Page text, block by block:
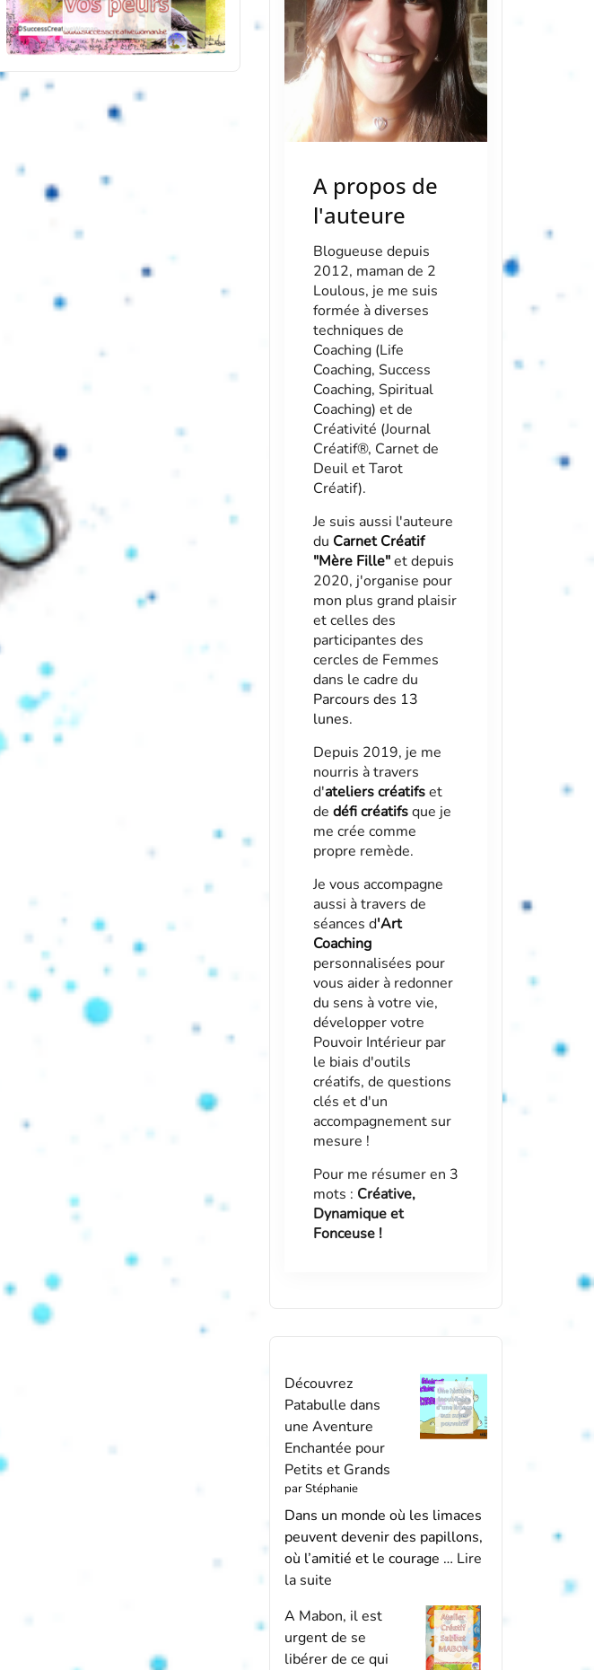
A propos de
l'auteure
Blogueuse depuis
2012, maman de 2
Loulous, je me suis
formée à diverses
techniques de
Coaching (Life
Coaching, Success
Coaching, Spiritual
Coaching) et de
Créativité (Journal
Créatif®, Carnet de
Deuil et Tarot
Créatif).
Je suis aussi l'auteure
du Carnet Créatif
"Mère Fille"et depuis
2020, j'organise pour
mon plus grand plaisir
et celles des
participantes des
cercles de Femmes
dans le cadre du
Parcours des 13
lunes.
Depuis 2019, je me
nourris à travers
d'ateliers créatifset
de défi créatifsque je
me crée comme
propre remède.
Je vous accompagne
aussi à travers de
séances d'Art
Coaching
personnalisées pour
vous aider à redonner
du sens à votre vie,
développer votre
Pouvoir Intérieur par
le biais d'outils
créatifs, de questions
clés et d'un
accompagnement sur
mesure !
Pour me résumer en 3
mots : Créative,
Dynamique et
Fonceuse !
Découvrez
Patabulle dans
une Aventure
Enchantée pour
Petits et Grands
par Stéphanie
Dans un monde où les limaces
peuvent devenir des papillons,
où l’amitié et le courage … Lire
la suite
A Mabon, il est
urgent de se
libérer de ce qui